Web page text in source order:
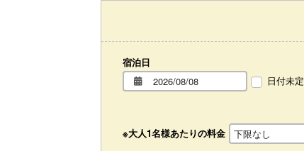
宿泊日
日付未定
※大人1名様あたりの料金